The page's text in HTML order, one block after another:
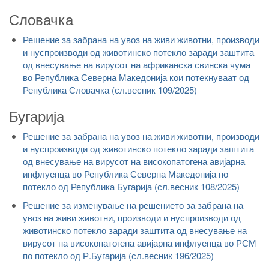
Словачка
Решение за забрана на увоз на живи животни, производи
и нуспроизводи од животинско потекло заради заштита
од внесување на вирусот на африканска свинска чума
во Република Северна Македонија кои потекнуваат од
Република Словачка (сл.весник 109/2025)
Бугарија
Решение за забрана на увоз на живи животни, производи
и нуспроизводи од животинско потекло заради заштита
од внесување на вирусот на високопатогена авијарна
инфлуенца во Република Северна Македонија по
потекло од Република Бугарија (сл.весник 108/2025)
Решение за изменување на решението за забрана на
увоз на живи животни, производи и нуспроизводи од
животинско потекло заради заштита од внесување на
вирусот на високопатогена авијарна инфлуенца во РСМ
по потекло од Р.Бугарија (сл.весник 196/2025)